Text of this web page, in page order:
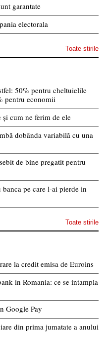
garantate
electorala
Toate stirile
50% pentru cheltuielile
pentru economii
cum ne ferim de ele
dobânda variabilă cu una
de bine pregatit pentru
pe care l-ai pierde in
Toate stirile
la credit emisa de Euroins
in Romania: ce se intampla
Google Pay
din prima jumatate a anului